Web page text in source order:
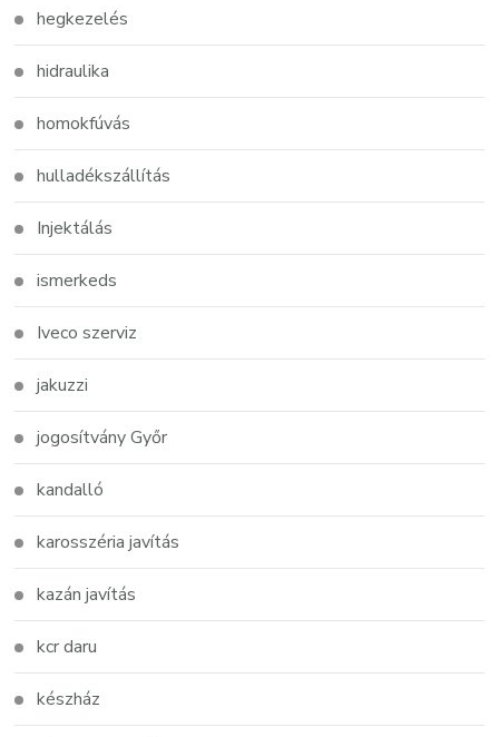
hegkezelés
hidraulika
homokfúvás
hulladékszállítás
Injektálás
ismerkeds
Iveco szerviz
jakuzzi
jogosítvány Győr
kandalló
karosszéria javítás
kazán javítás
kcr daru
készház